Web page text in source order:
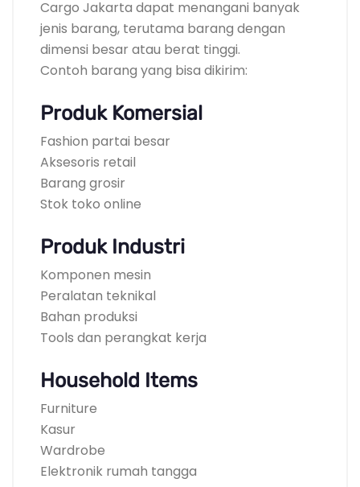
Cargo Jakarta dapat menangani banyak
jenis barang, terutama barang dengan
dimensi besar atau berat tinggi.
Contoh barang yang bisa dikirim:
Produk Komersial
Fashion partai besar
Aksesoris retail
Barang grosir
Stok toko online
Produk Industri
Komponen mesin
Peralatan teknikal
Bahan produksi
Tools dan perangkat kerja
Household Items
Furniture
Kasur
Wardrobe
Elektronik rumah tangga